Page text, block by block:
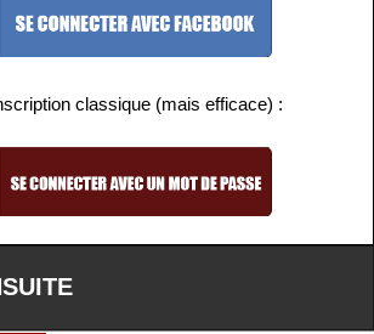
classique (mais efficace) :